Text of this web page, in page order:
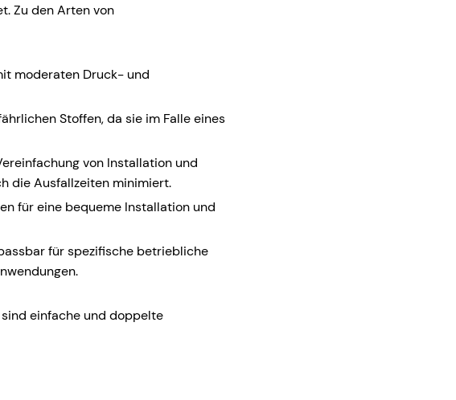
Zu den Arten von
moderaten Druck- und
Stoffen, da sie im Falle eines
von Installation und
die Ausfallzeiten minimiert.
für eine bequeme Installation und
für spezifische betriebliche
einfache und doppelte